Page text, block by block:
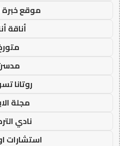
موقع خبرة
أناقة
روتانا
مجلة
نادي
استشارات